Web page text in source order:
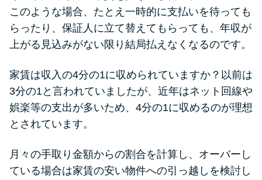
このような場合、たとえ一時的に支払いを待っても
らったり、保証人に立て替えてもらっても、年収が
上がる見込みがない限り結局払えなくなるのです。
家賃は収入の4分の1に収められていますか？以前は
3分の1と言われていましたが、近年はネット回線や
娯楽等の支出が多いため、4分の1に収めるのが理想
とされています。
月々の手取り金額からの割合を計算し、オーバーし
ている場合は家賃の安い物件への引っ越しを検討し